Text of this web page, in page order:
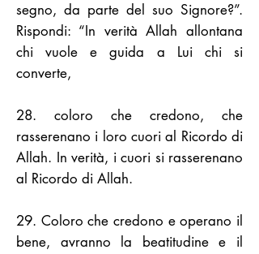
segno, da parte del suo Signore?”.
Rispondi: “In verità Allah allontana
chi vuole e guida a Lui chi si
converte,
28. coloro che credono, che
rasserenano i loro cuori al Ricordo di
Allah. In verità, i cuori si rasserenano
al Ricordo di Allah.
29. Coloro che credono e operano il
bene, avranno la beatitudine e il